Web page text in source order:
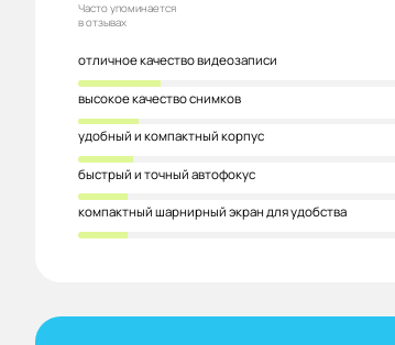
Часто упоминается
в отзывах
отличное качество видеозаписи
высокое качество снимков
удобный и компактный корпус
быстрый и точный автофокус
компактный шарнирный экран для удобства